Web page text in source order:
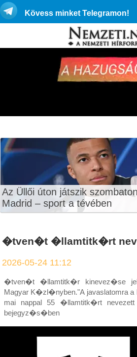
Kövess minket Telegramon!
Az Üllői úton játszik
Madrid – sport a tévében
�tven�t �llamtitk�rt
2026-05-24 11:12
�tven�t �llamtitk�r kinevez�se
Magyar K�zl�nyben."A
mai nappal 55 �llamtitk�rt
bejegyz�s�ben